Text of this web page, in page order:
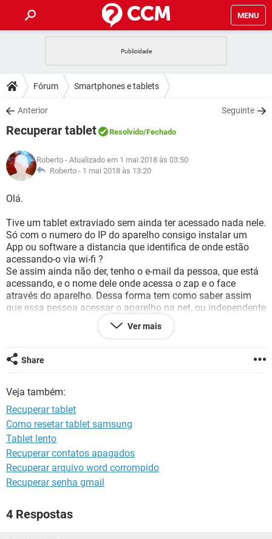
MENU
CELULAR FACEBOOK
OUTLOOK
INSTAGRAM GMAIL
GUIA DE COMPRAS
DICAS
JOGOS WHATSAPP
INSTAGRAM GMAIL
GUIA DE COMPRAS
DOWNLOADS
JOGOS WHATSAPP
CELULAR
OUTLOOK EXCEL
INSTAGRAM
FÓRUM
JOGOS WHATSAPP
CELULAR
OUTLOOK
INSTAGRAM GMAIL
GUIA DE COMPRAS
GLOSSÁRIO
JOGOS
OUTLOOK EXCEL
INSTAGRAM
GUIA DE COMPRAS
Fórum Smartphones e tablets
Anterior Seguinte
Recuperar tablet Resolvido/Fechado
Roberto - Atualizado em 1 mai 2018 às 03:50
Roberto - 1 mai 2018 às 13:20
Olá.
Tive um tablet extraviado sem ainda ter acessado nada nele.
Só com o numero do IP do aparelho consigo instalar um
App ou software a distancia que identifica de onde estão
acessando-o via wi-fi ?
Se assim ainda não der, tenho o e-mail da pessoa, que está
acessando, e o nome dele onde acessa o zap e o face
através do aparelho. Dessa forma tem como saber assim
que essa pessoa acessar o aparelho na net, ou independente
dele entrar na net, tendo esses dados ? Agora não está
acessando mais. Das vezes que acessou já tem como saber
acessado de um aberto, mostra localidade ?
Ver mais
Share
Veja também:
Recuperar tablet
Como resetar tablet samsung
Tablet lento
Recuperar contatos apagados
Recuperar arquivo word corrompido
Recuperar senha gmail
4 Respostas